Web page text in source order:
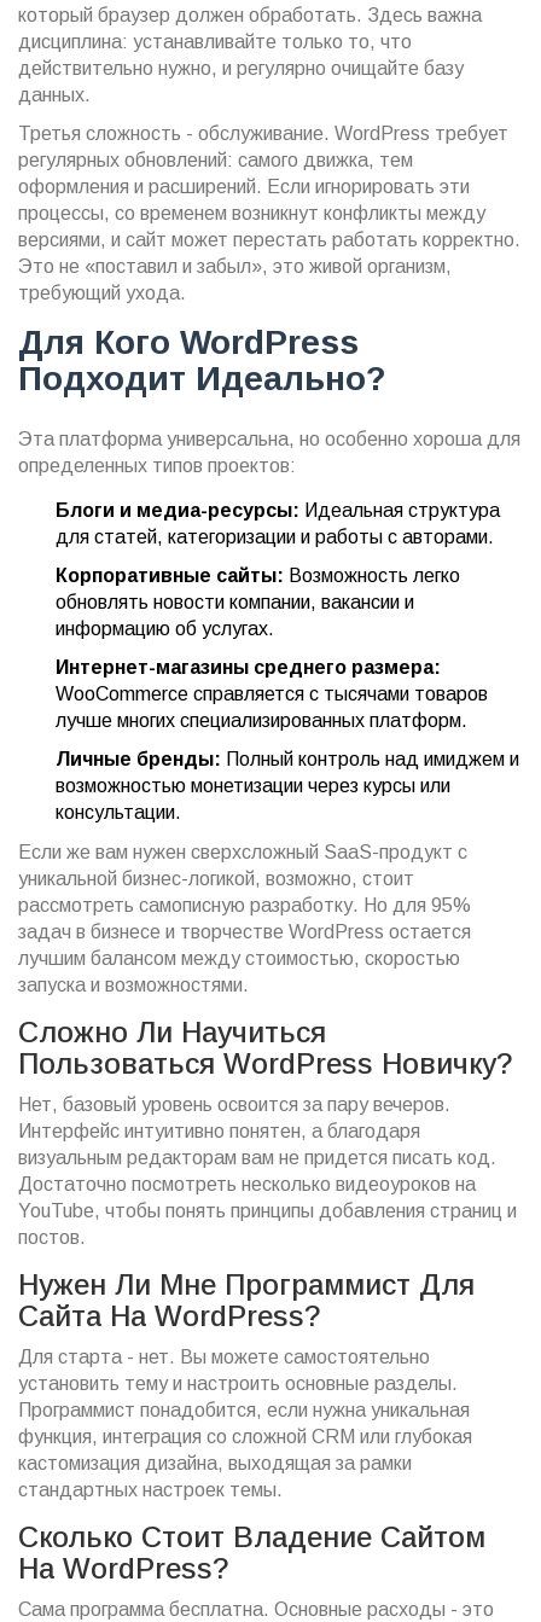
который браузер должен обработать. Здесь важна
дисциплина: устанавливайте только то, что
действительно нужно, и регулярно очищайте базу
данных.
Третья сложность - обслуживание. WordPress требует
регулярных обновлений: самого движка, тем
оформления и расширений. Если игнорировать эти
процессы, со временем возникнут конфликты между
версиями, и сайт может перестать работать корректно.
Это не «поставил и забыл», это живой организм,
требующий ухода.
Для Кого WordPress
Подходит Идеально?
Эта платформа универсальна, но особенно хороша для
определенных типов проектов:
Блоги и медиа-ресурсы: Идеальная структура
для статей, категоризации и работы с авторами.
Корпоративные сайты: Возможность легко
обновлять новости компании, вакансии и
информацию об услугах.
Интернет-магазины среднего размера:
WooCommerce справляется с тысячами товаров
лучше многих специализированных платформ.
Личные бренды: Полный контроль над имиджем и
возможностью монетизации через курсы или
консультации.
Если же вам нужен сверхсложный SaaS-продукт с
уникальной бизнес-логикой, возможно, стоит
рассмотреть самописную разработку. Но для 95%
задач в бизнесе и творчестве WordPress остается
лучшим балансом между стоимостью, скоростью
запуска и возможностями.
Сложно Ли Научиться
Пользоваться WordPress Новичку?
Нет, базовый уровень освоится за пару вечеров.
Интерфейс интуитивно понятен, а благодаря
визуальным редакторам вам не придется писать код.
Достаточно посмотреть несколько видеоуроков на
YouTube, чтобы понять принципы добавления страниц и
постов.
Нужен Ли Мне Программист Для
Сайта На WordPress?
Для старта - нет. Вы можете самостоятельно
установить тему и настроить основные разделы.
Программист понадобится, если нужна уникальная
функция, интеграция со сложной CRM или глубокая
кастомизация дизайна, выходящая за рамки
стандартных настроек темы.
Сколько Стоит Владение Сайтом
На WordPress?
Сама программа бесплатна. Основные расходы - это